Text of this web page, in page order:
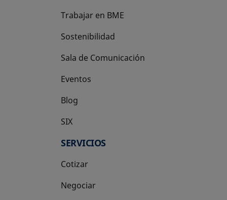
Trabajar en BME
Sostenibilidad
Sala de Comunicación
Eventos
Blog
SIX
se abre en una pestaña nueva
SERVICIOS
Cotizar
Negociar